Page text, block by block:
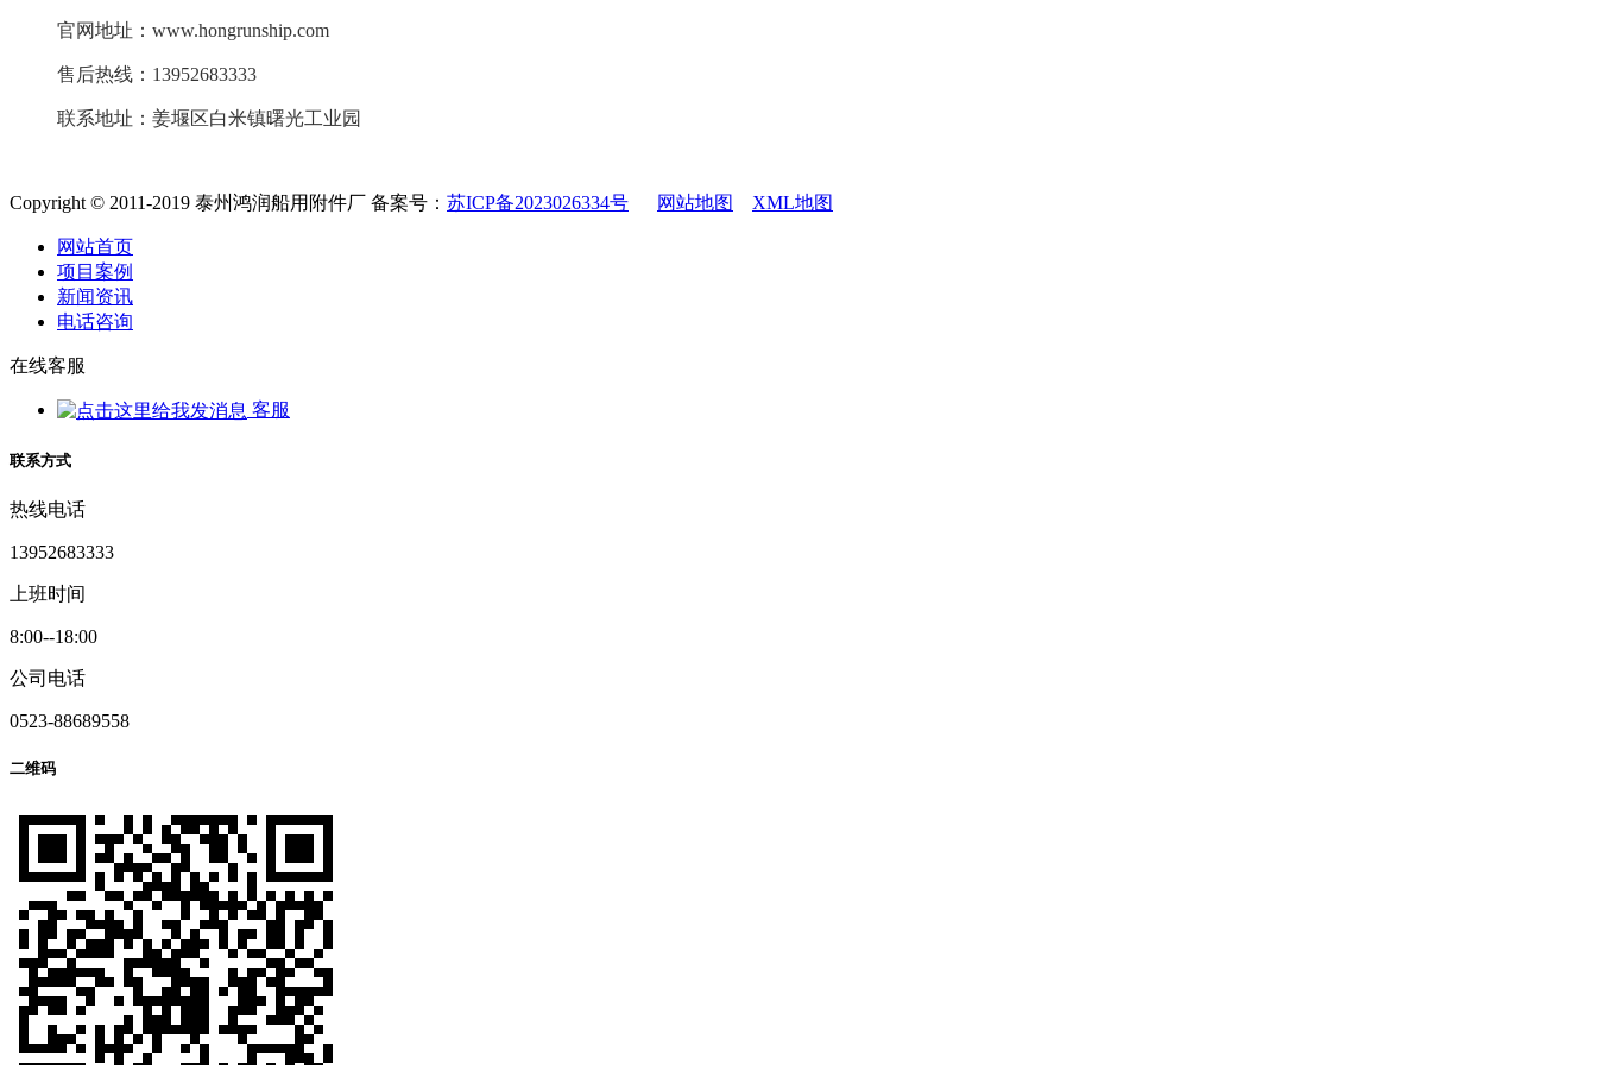
官网地址：www.hongrunship.com
售后热线：13952683333
联系地址： 姜堰区白米镇曙光工业园
Copyright © 2011-2019 泰州鸿润船用附件厂 备案号： 苏ICP备2023026334号 网站地图 XML地图
网站首页
项目案例
新闻资讯
电话咨询
在线客服
客服
联系方式
热线电话
13952683333
上班时间
8:00--18:00
公司电话
0523-88689558
二维码